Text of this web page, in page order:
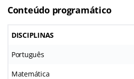
Conteúdo programático
DISCIPLINAS
Português
Matemática